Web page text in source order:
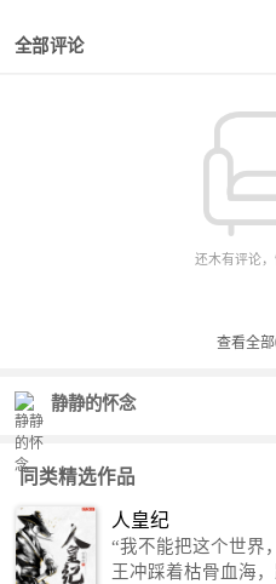
全部评论
还木有评论
查看全部
静静的怀念
同类精选作品
人皇纪
“我不能把这个世界，
王冲踩着枯骨血海